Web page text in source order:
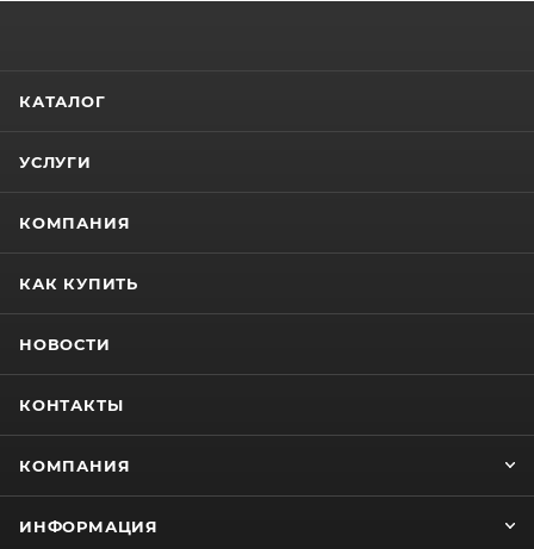
КАТАЛОГ
УСЛУГИ
КОМПАНИЯ
КАК КУПИТЬ
НОВОСТИ
КОНТАКТЫ
КОМПАНИЯ
ИНФОРМАЦИЯ